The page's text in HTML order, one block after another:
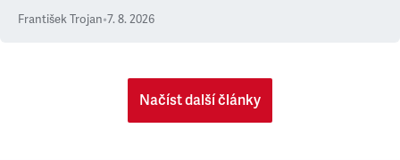
František Trojan•7. 8. 2026
Načíst další články